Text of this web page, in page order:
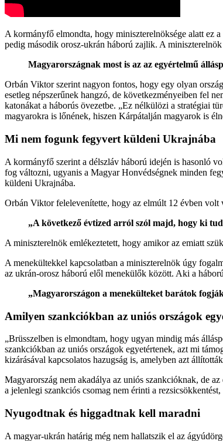
A kormányfő elmondta, hogy miniszterelnöksége alatt ez
pedig második orosz-ukrán háború zajlik. A
Magyarországnak most is az az egyértelmű
Orbán Viktor szerint nagyon fontos, hogy egy olyan
esetleg népszerűnek hangzó, de következményeiben fel
katonákat a háborús övezetbe. „Ez nélkülözi a stratégiai
magyarokra is lőnének, hiszen Kárpátalján magyarok is
Mi nem fogunk fegyvert küldeni Ukrajnába
A kormányfő szerint a délszláv háború idején is hasonló
fog változni, ugyanis a Magyar Honvédségnek minden
küldeni Ukrajnába.
Orbán Viktor felelevenítette, hogy az elmúlt 12 évben volt
„A következő évtized arról szól majd, hogy ki
A miniszterelnök emlékeztetett, hogy amikor az emiatt
A menekültekkel kapcsolatban a miniszterelnök úgy
az ukrán-orosz háború elől menekülők között. Aki a
„Magyarországon a menekülteket barátok
Amilyen szankciókban az uniós országok
„Brüsszelben is elmondtam, hogy ugyan mindig más
szankciókban az uniós országok egyetértenek, azt mi
kizárásával kapcsolatos hazugság is, amelyben azt
Magyarország nem akadálya az uniós szankcióknak, de
a jelenlegi szankciós csomag nem érinti a
Nyugodtnak és higgadtnak kell maradni
A magyar-ukrán határig még nem hallatszik el az